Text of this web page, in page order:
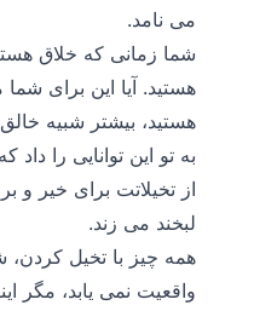
می نامد.
شما زمانی که خلاق
هستید. آیا این برای
هستید، بیشتر شبیه
به تو این توانایی را
از تخیلاتت برای خیر و
لبخند می زند.
همه چیز با تخیل
واقعیت نمی یابد، مگر